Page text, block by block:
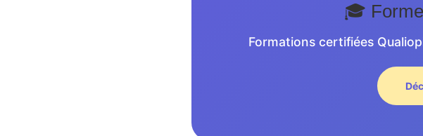
🎓
Formations certifiées